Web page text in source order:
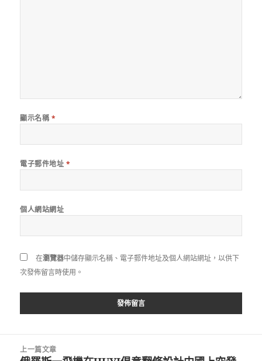
顯示名稱 *
電子郵件地址 *
個人網站網址
在瀏覽器中儲存顯示名稱、電子郵件地址及個人網站網址，以供下
次發佈留言時使用。
上一篇文章